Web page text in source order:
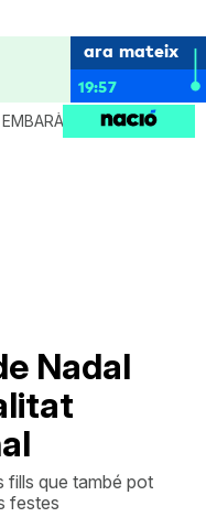
ara mateix
19:57
EMBARÀS CRIANÇA
Nadal
fills que també pot
festes